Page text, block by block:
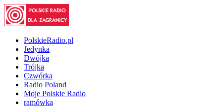
PolskieRadio.pl
Jedynka
Dwójka
Trójka
Czwórka
Radio Poland
Moje Polskie Radio
ramówka